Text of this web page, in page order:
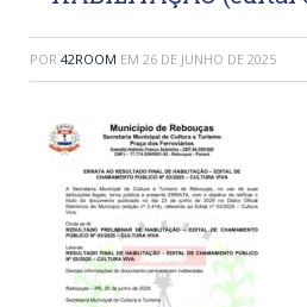
POR 42ROOM EM 26 DE JUNHO DE 2025